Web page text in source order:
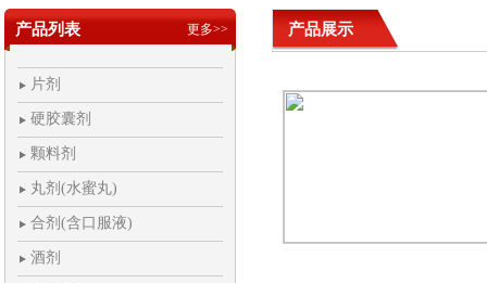
产品列表 更多>>
片剂
硬胶囊剂
颗料剂
丸剂(水蜜丸)
合剂(含口服液)
酒剂
产品展示